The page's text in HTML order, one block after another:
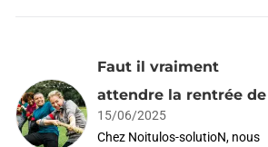
Faut il vraiment
attendre la rentrée de
15/06/2025
Chez Noitulos-solutioN, nous